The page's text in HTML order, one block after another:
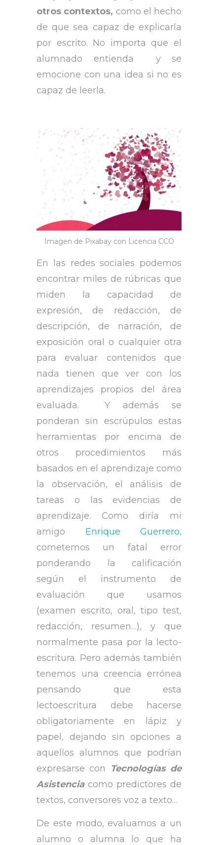
otros contextos, como el hecho
de que sea capaz de explicarla
por escrito. No importa que el
alumnado entienda y se
emocione con una idea si no es
capaz de leerla.
Imagen de Pixabay con Licencia CCO
En las redes sociales podemos
encontrar miles de rúbricas que
miden la capacidad de
expresión, de redacción, de
descripción, de narración, de
exposición oral o cualquier otra
para evaluar contenidos que
nada tienen que ver con los
aprendizajes propios del área
evaluada. Y además se
ponderan sin escrúpulos estas
herramientas por encima de
otros procedimientos más
basados en el aprendizaje como
la observación, el análisis de
tareas o las evidencias de
aprendizaje. Como diría mi
amigo Enrique Guerrero,
cometemos un fatal error
ponderando la calificación
según el instrumento de
evaluación que usamos
(examen escrito, oral, tipo test,
redacción, resumen…), y que
normalmente pasa por la lecto-
escritura. Pero además también
tenemos una creencia errónea
pensando que esta
lectoescritura debe hacerse
obligatoriamente en lápiz y
papel, dejando sin opciones a
aquellos alumnos que podrían
expresarse con
Tecnologías de
Asistenciacomo predictores de
textos, conversores voz a texto…
De este modo, evaluamos a un
alumno o alumna lo que ha